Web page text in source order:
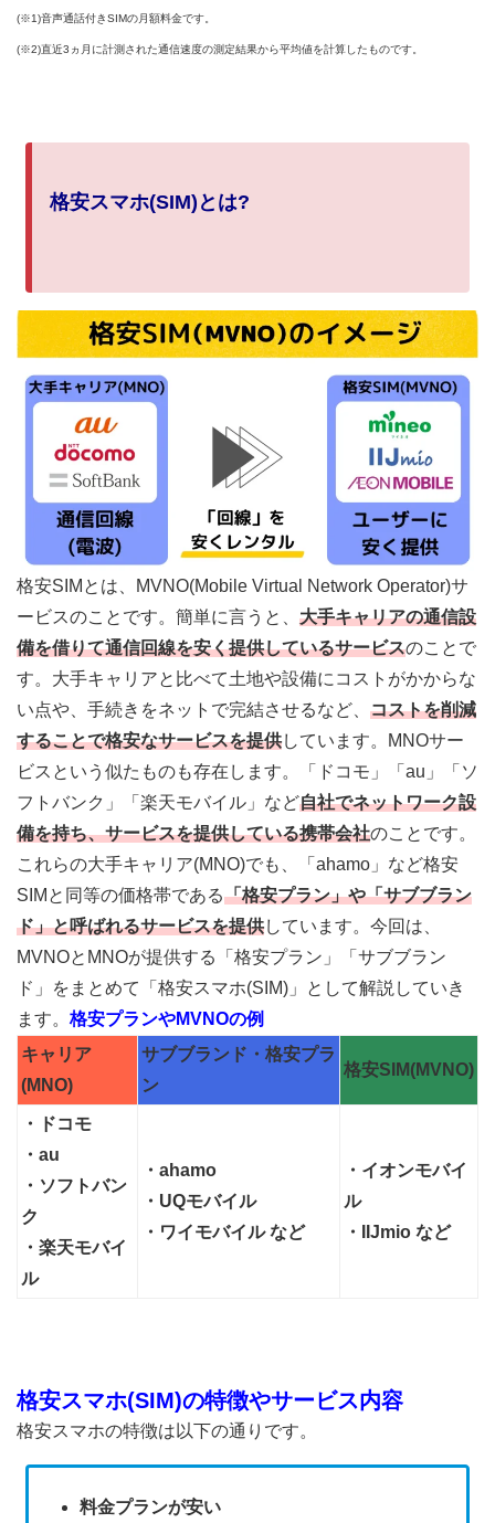
(※1)音声通話付きSIMの月額料金です。
(※2)直近3ヵ月に計測された通信速度の測定結果から平均値を計算したものです。
格安スマホ(SIM)とは?
格安SIMとは、MVNO(Mobile Virtual Network Operator)サ
ービスのことです。簡単に言うと、 大手キャリアの通信設
備を借りて通信回線を安く提供しているサービスのことで
す。大手キャリアと比べて土地や設備にコストがかからな
い点や、手続きをネットで完結させるなど、 コストを削減
することで格安なサービスを提供しています。MNOサー
ビスという似たものも存在します。「ドコモ」「au」「ソ
フトバンク」「楽天モバイル」など自社でネットワーク設
備を持ち、サービスを提供している携帯会社のことです。
これらの大手キャリア(MNO)でも、「ahamo」など格安
SIMと同等の価格帯である「格安プラン」や「サブブラン
ド」と呼ばれるサービスを提供しています。今回は、
MVNOとMNOが提供する「格安プラン」「サブブラン
ド」をまとめて「格安スマホ(SIM)」として解説 していき
ます。 格安プランやMVNOの例
キャリア
(MNO)
サブブランド・格安プラ
ン
格安SIM(MVNO)
・ドコモ
・au
・ソフトバン
ク
・楽天モバイ
ル
・ahamo
・UQモバイル
・ワイモバイル など
・イオンモバイ
ル
・IIJmio など
格安スマホ(SIM)の特徴やサービス内容
格安スマホの特徴は以下の通りです。
料金プランが安い